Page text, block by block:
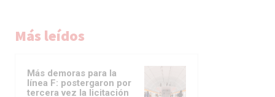
Más leídos
Más demoras para la
línea F: postergaron por
tercera vez la licitación